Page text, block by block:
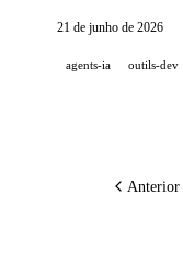
de junho: Devin
DeltaDB, Replit
21 de junho de 2026
agents-ia outils-dev
Anterior